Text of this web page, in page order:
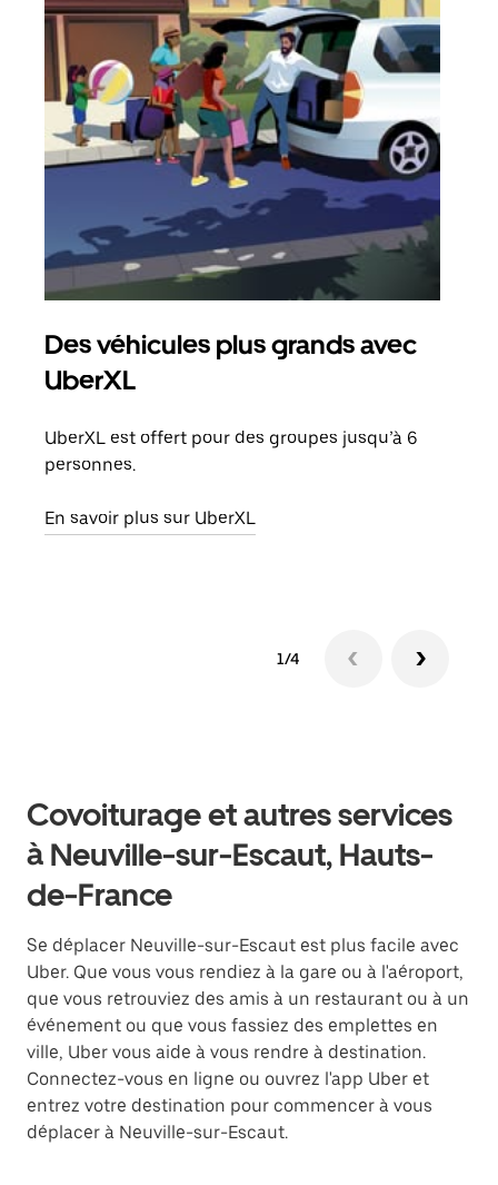
Des véhicules plus grands avec
UberXL
UberXL est offert pour des groupes jusqu’à 6
personnes.
En savoir plus sur UberXL
1/4
Covoiturage et autres services
à Neuville-sur-Escaut, Hauts-
de-France
Se déplacer Neuville-sur-Escaut est plus facile avec
Uber. Que vous vous rendiez à la gare ou à l'aéroport,
que vous retrouviez des amis à un restaurant ou à un
événement ou que vous fassiez des emplettes en
ville, Uber vous aide à vous rendre à destination.
Connectez-vous en ligne ou ouvrez l'app Uber et
entrez votre destination pour commencer à vous
déplacer à Neuville-sur-Escaut.